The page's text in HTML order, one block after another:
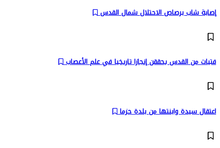
إصابة شاب برصاص الاحتلال شمال القدس
فتيات من القدس يحققن إنجازا تاريخيا في علم الأعصاب
اعتقال سيدة وابنتها من بلدة حزما